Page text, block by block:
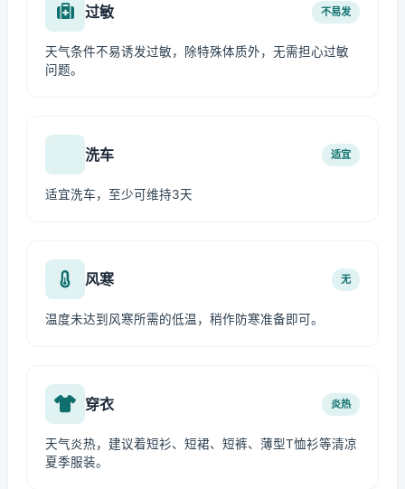
过敏 不易发
天气条件不易诱发过敏，除特殊体质外，无需担心过敏
问题。
洗车 适宜
适宜洗车，至少可维持3天
风寒 无
温度未达到风寒所需的低温，稍作防寒准备即可。
穿衣 炎热
天气炎热，建议着短衫、短裙、短裤、薄型T恤衫等清凉
夏季服装。